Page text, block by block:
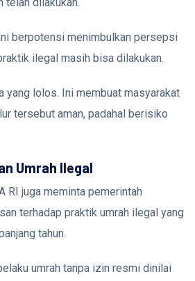
berpotensi menimbulkan persepsi
ilegal masih bisa dilakukan.
yang lolos. Ini membuat masyarakat
tersebut aman, padahal berisiko
Umrah Ilegal
RI juga meminta pemerintah
terhadap praktik umrah ilegal yang
tahun.
umrah tanpa izin resmi dinilai